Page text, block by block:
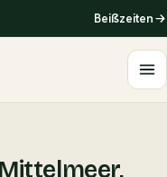
Beißzeiten